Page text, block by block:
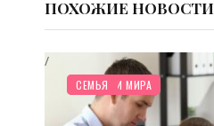
ПОХОЖИЕ НОВОСТИ
НОВОСТИ МИРА
/
СЕМЬЯ